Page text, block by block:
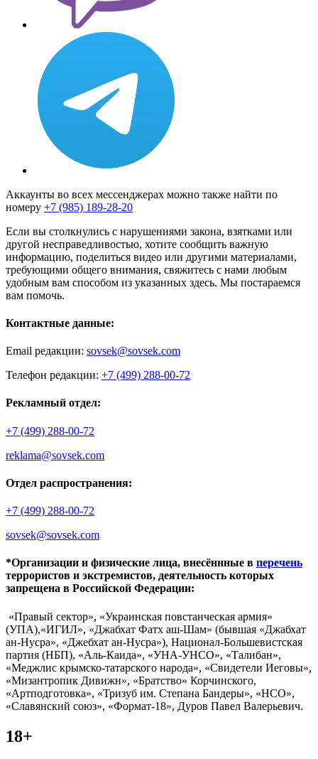
Аккаунты во всех мессенджерах можно также найти по
номеру +7 (985) 189-28-20
Если вы столкнулись с нарушениями закона, взятками или
другой несправедливостью, хотите сообщить важную
информацию, поделиться видео или другими материалами,
требующими общего внимания, свяжитесь с нами любым
удобным вам способом из указанных здесь. Мы постараемся
вам помочь.
Контактные данные:
Email редакции: sovsek@sovsek.com
Телефон редакции: +7 (499) 288-00-72
Рекламный отдел:
+7 (499) 288-00-72
reklama@sovsek.com
Отдел распространения:
+7 (499) 288-00-72
sovsek@sovsek.com
*Организации и физические лица, внесённные в перечень
террористов и экстремистов, деятельность которых
запрещена в Российской Федерации:
«Правый сектор», «Украинская повстанческая армия»
(УПА),«ИГИЛ», «Джабхат Фатх аш-Шам» (бывшая «Джабхат
ан-Нусра», «Джебхат ан-Нусра»), Национал-Большевистская
партия (НБП), «Аль-Каида», «УНА-УНСО», «Талибан»,
«Меджлис крымско-татарского народа», «Свидетели Иеговы»,
«Мизантропик Дивижн», «Братство» Корчинского,
«Артподготовка», «Тризуб им. Степана Бандеры», «НСО»,
«Славянский союз», «Формат-18», Дуров Павел Валерьевич.
18+